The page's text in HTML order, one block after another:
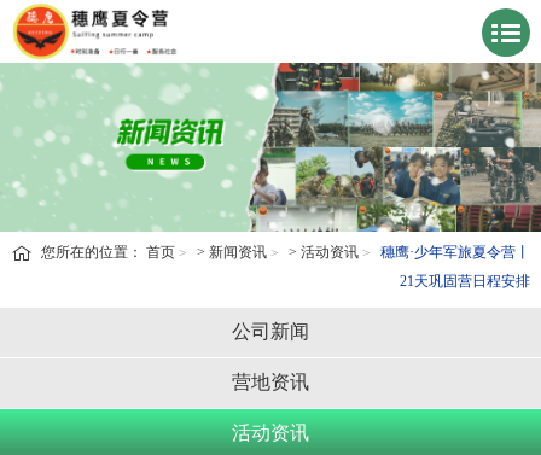
您所在的位置：首页 >新闻资讯 >活动资讯
穗鹰·少年军旅夏令营丨
21天巩固营日程安排
公司新闻
营地资讯
活动资讯